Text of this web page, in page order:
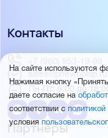
Партнёры
Контакты
+7 (960) 953-19-99
sales@pnevmokip.ru
Пн-Пт: 9:00 до
На сайте используются
Нажимая кнопку
даете согласие на
соответствии с
условия